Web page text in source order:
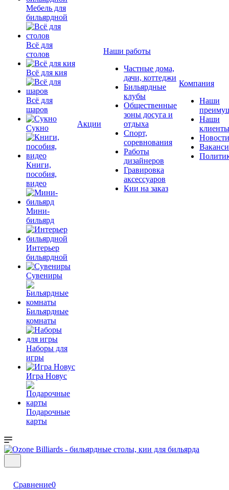
Мебель для
бильярдной
Всё для
столов
Всё для кия
Всё для
шаров
Сукно
Книги,
пособия,
видео
Мини-
бильярд
Интерьер
бильярдной
Сувениры
Бильярдные
комнаты
Наборы для
игры
Игра Новус
Подарочные
карты
Акции
Наши работы
Частные дома,
дачи, коттеджи
Бильярдные
клубы
Общественные
зоны досуга и
отдыха
Спорт,
соревнования
Работы
дизайнеров
Гравировка
аксессуаров
Кии на заказ
Компания
Наши
Наши
клиенты
Новости
Сравнение0